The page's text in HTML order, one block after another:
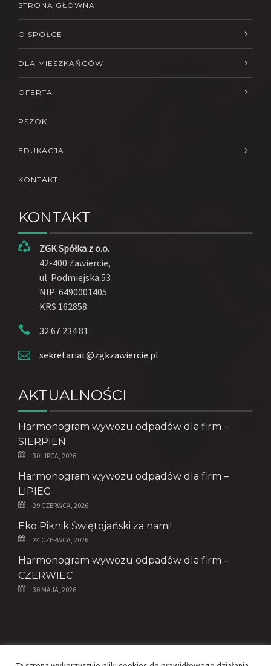
STRONA GŁÓWNA
O SPÓŁCE
DLA MIESZKAŃCÓW
OFERTA
PSZOK
EDUKACJA
KONTAKT
KONTAKT
ZGK Spółka z o.o.
42-400 Zawiercie,
ul. Podmiejska 53
NIP: 6490001405
KRS 162858
32 67 234 81
sekretariat@zgkzawiercie.pl
AKTUALNOŚCI
Harmonogram wywozu odpadów dla firm –
SIERPIEŃ
30 LIPCA, 2026
Harmonogram wywozu odpadów dla firm –
LIPIEC
29 CZERWCA, 2026
Eko Piknik Świętojański za nami!
24 CZERWCA, 2026
Harmonogram wywozu odpadów dla firm –
CZERWIEC
30 MAJA, 2026